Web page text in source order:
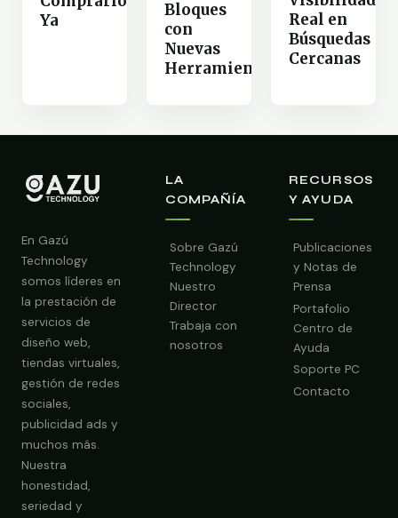
Ya
Bloques
con
Nuevas
Herramientas
Real en
Búsquedas
Cercanas
En Gazú
Technology
somos líderes en
la prestación de
servicios de
diseño web,
tiendas virtuales,
gestión de redes
sociales,
publicidad ads y
muchos más.
Nuestra
honestidad,
seriedad y
LA
COMPAÑÍA
Sobre Gazú
Technology
Nuestro
Director
Trabaja con
nosotros
RECURSOS
Y AYUDA
Publicaciones
y Notas de
Prensa
Portafolio
Centro de
Ayuda
Soporte PC
Contacto